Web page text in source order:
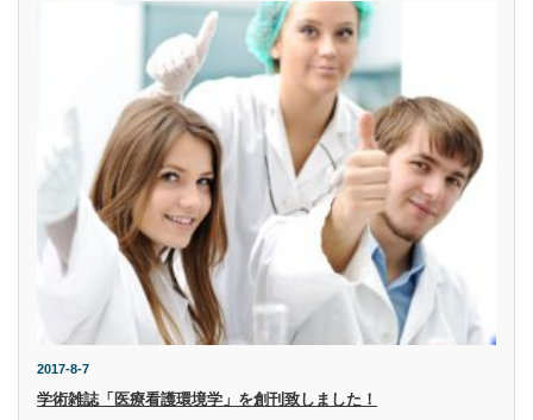
2017-8-7
学術雑誌「医療看護環境学」を創刊致しました！